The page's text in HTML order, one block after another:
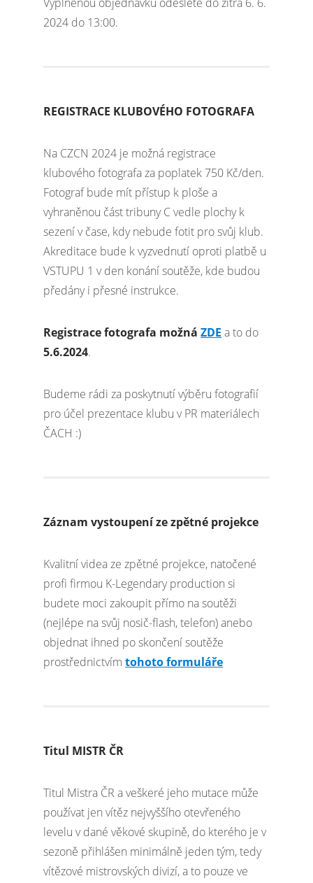
2024 do 13:00.
REGISTRACE KLUBOVÉHO FOTOGRAFA
Na CZCN 2024 je možná registrace
klubového fotografa za poplatek 750 Kč/den.
Fotograf bude mít přístup k ploše a
vyhraněnou část tribuny C vedle plochy k
sezení v čase, kdy nebude fotit pro svůj klub.
Akreditace bude k vyzvednutí oproti platbě u
VSTUPU 1 v den konání soutěže, kde budou
předány i přesné instrukce.
Registrace fotografa možnáZDE a to do
5.6.2024.
Budeme rádi za poskytnutí výběru fotografií
pro účel prezentace klubu v PR materiálech
ČACH :)
Záznam vystoupení ze zpětné projekce
Kvalitní videa ze zpětné projekce, natočené
profi firmou K-Legendary production si
budete moci zakoupit přímo na soutěži
(nejlépe na svůj nosič-flash, telefon) anebo
objednat ihned po skončení soutěže
prostřednictvímtohoto formuláře
Titul MISTR ČR
Titul Mistra ČR a veškeré jeho mutace může
používat jen vítěz nejvyššího otevřeného
levelu v dané věkové skupině, do kterého je v
sezoně přihlášen minimálně jeden tým, tedy
vítězové mistrovských divizí, a to pouze ve